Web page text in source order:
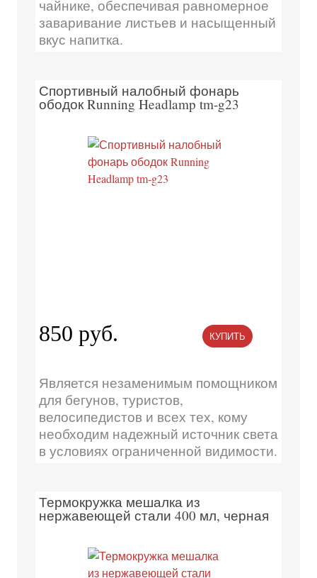
чайнике, обеспечивая равномерное
заваривание листьев и насыщенный
вкус напитка.
Спортивный налобный фонарь
ободок Running Headlamp tm-g23
850 руб. КУПИТЬ
Является незаменимым помощником
для бегунов, туристов,
велосипедистов и всех тех, кому
необходим надежный источник света
в условиях ограниченной видимости.
Термокружка мешалка из
нержавеющей стали 400 мл, черная